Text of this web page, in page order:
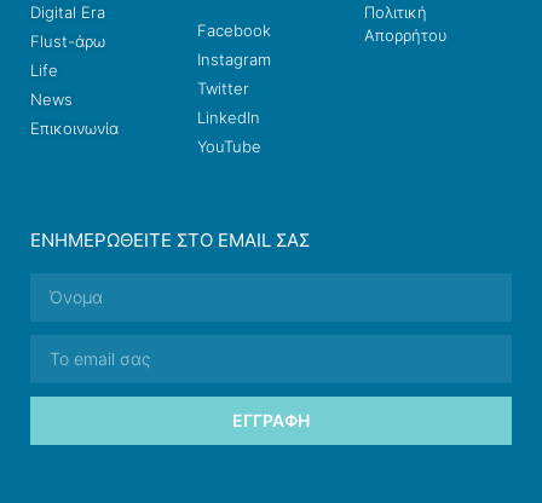
Digital Era
Flust-άρω
Life
News
Επικοινωνία
Facebook
Instagram
Twitter
LinkedIn
YouTube
Πολιτική
Απορρήτου
ΕΝΗΜΕΡΩΘΕΊΤΕ ΣΤΟ EMAIL ΣΑΣ
ΕΓΓΡΑΦΉ